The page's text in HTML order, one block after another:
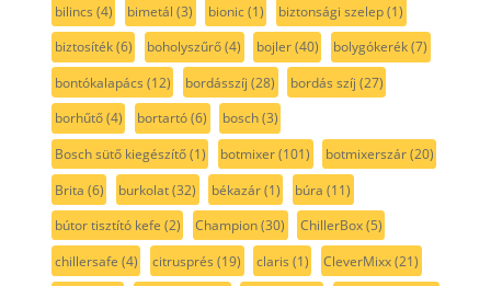
bilincs (4) bimetál (3) bionic(1) biztonsági szelep(1)
biztosíték(6) boholyszűrő(4) bojler(40) bolygókerék(7)
bontókalapács (12) bordásszíj (28) bordás szíj (27)
borhűtő(4) bortartó(6) bosch(3)
Bosch sütő kiegészítő(1) botmixer(101) botmixerszár(20)
Brita (6) burkolat(32) békazár(1) búra (11)
bútor tisztító kefe (2) Champion(30) ChillerBox(5)
chillersafe (4) citrusprés (19) claris (1) CleverMixx(21)